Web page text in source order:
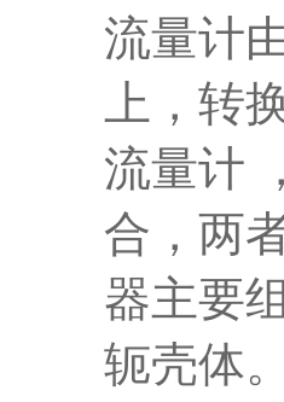
流量计
上，转
流量计
合，两
器主要
轭壳体